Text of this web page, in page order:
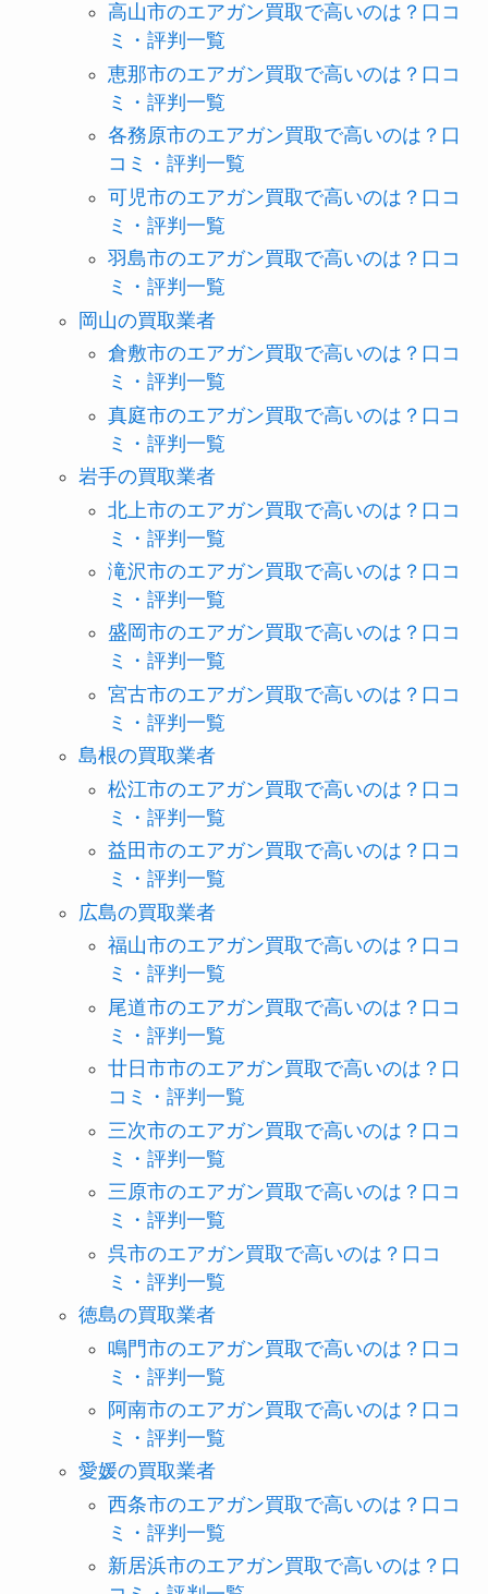
高山市のエアガン買取で高いのは？口コ
ミ・評判一覧
恵那市のエアガン買取で高いのは？口コ
ミ・評判一覧
各務原市のエアガン買取で高いのは？口
コミ・評判一覧
可児市のエアガン買取で高いのは？口コ
ミ・評判一覧
羽島市のエアガン買取で高いのは？口コ
ミ・評判一覧
岡山の買取業者
倉敷市のエアガン買取で高いのは？口コ
ミ・評判一覧
真庭市のエアガン買取で高いのは？口コ
ミ・評判一覧
岩手の買取業者
北上市のエアガン買取で高いのは？口コ
ミ・評判一覧
滝沢市のエアガン買取で高いのは？口コ
ミ・評判一覧
盛岡市のエアガン買取で高いのは？口コ
ミ・評判一覧
宮古市のエアガン買取で高いのは？口コ
ミ・評判一覧
島根の買取業者
松江市のエアガン買取で高いのは？口コ
ミ・評判一覧
益田市のエアガン買取で高いのは？口コ
ミ・評判一覧
広島の買取業者
福山市のエアガン買取で高いのは？口コ
ミ・評判一覧
尾道市のエアガン買取で高いのは？口コ
ミ・評判一覧
廿日市市のエアガン買取で高いのは？口
コミ・評判一覧
三次市のエアガン買取で高いのは？口コ
ミ・評判一覧
三原市のエアガン買取で高いのは？口コ
ミ・評判一覧
呉市のエアガン買取で高いのは？口コ
ミ・評判一覧
徳島の買取業者
鳴門市のエアガン買取で高いのは？口コ
ミ・評判一覧
阿南市のエアガン買取で高いのは？口コ
ミ・評判一覧
愛媛の買取業者
西条市のエアガン買取で高いのは？口コ
ミ・評判一覧
新居浜市のエアガン買取で高いのは？口